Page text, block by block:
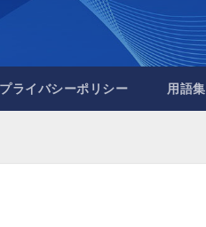
プライバシーポリシー 用語集